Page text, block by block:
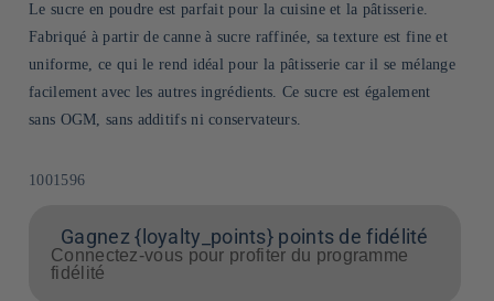
Le sucre en poudre est parfait pour la cuisine et la pâtisserie.
Fabriqué à partir de canne à sucre raffinée, sa texture est fine et
uniforme, ce qui le rend idéal pour la pâtisserie car il se mélange
facilement avec les autres ingrédients. Ce sucre est également
sans OGM, sans additifs ni conservateurs.
SKU:
1001596
Gagnez {loyalty_points} points de fidélité
Connectez-vous pour profiter du programme
fidélité